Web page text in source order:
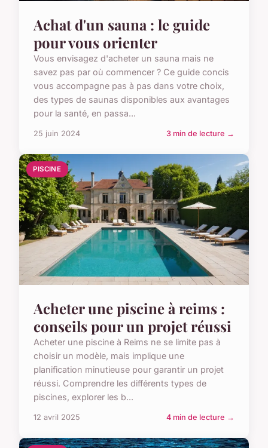
Achat d'un sauna : le guide
pour vous orienter
Vous envisagez d'acheter un sauna mais ne
savez pas par où commencer ? Ce guide concis
vous accompagne pas à pas dans votre choix,
des types de saunas disponibles aux avantages
pour la santé, en passa...
25 juin 2024 3 min de lecture →
PISCINE
Acheter une piscine à reims :
conseils pour un projet réussi
Acheter une piscine à Reims ne se limite pas à
choisir un modèle, mais implique une
planification minutieuse pour garantir un projet
réussi. Comprendre les différents types de
piscines, explorer les b...
12 avril 2025 4 min de lecture →